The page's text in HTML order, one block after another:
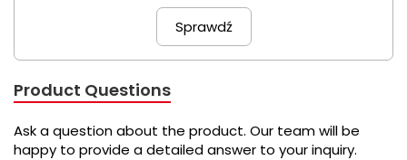
Sprawdź
Product Questions
Ask a question about the product. Our team will be
happy to provide a detailed answer to your inquiry.